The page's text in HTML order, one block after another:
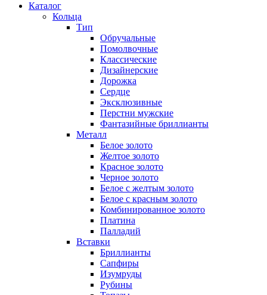
Каталог
Кольца
Тип
Обручальные
Помолвочные
Классические
Дизайнерские
Дорожка
Сердце
Эксклюзивные
Перстни мужские
Фантазийные бриллианты
Металл
Белое золото
Желтое золото
Красное золото
Черное золото
Белое с желтым золото
Белое с красным золото
Комбинированное золото
Платина
Палладий
Вставки
Бриллианты
Сапфиры
Изумруды
Рубины